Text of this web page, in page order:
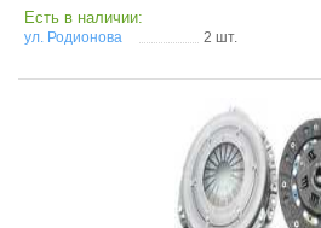
Есть в наличии:
ул. Родионова 2 шт.